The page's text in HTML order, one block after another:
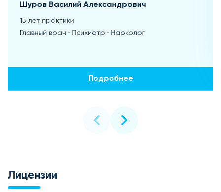
Шуров Василий Александрович
15 лет практики
Главный врач · Психиатр · Нарколог
Подробнее
Лицензии